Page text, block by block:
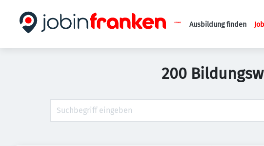
Ausbildung finden
200